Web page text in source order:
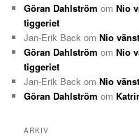
Göran Dahlström omNio
tiggeriet
Jan-Erik Back omNio
Göran Dahlström omNio
tiggeriet
Jan-Erik Back omNio
Göran Dahlström om
ARKIV